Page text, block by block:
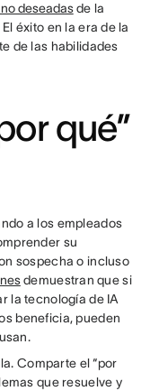
deseadasde la
éxito en la era de la
de las habilidades
qué”
a los empleados
su
sospecha o incluso
demuestran que si
la tecnología de IA
beneficia, pueden
Comparte el “por
que resuelve y